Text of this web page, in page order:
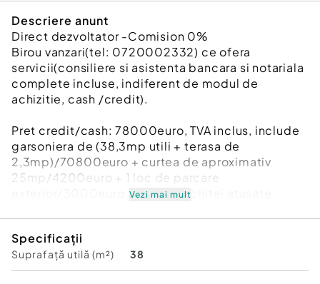
Descriere anunt
Direct dezvoltator -Comision 0%
Birou vanzari(tel: 0720002332) ce ofera
servicii(consiliere si asistenta bancara si notariala
complete incluse, indiferent de modul de
achizitie, cash /credit).
Pret credit/cash: 78000euro, TVA inclus, include
garsoniera de (38,3mp utili + terasa de
2,3mp)/70800euro + curtea de aproximativ
25mp/4200euro + 1 loc de parcare
exterior/3000euro, conform schitei atasate.
constructie, situat in zona semicentrala(S-V) din
Popești-Leordeni, avand termen de predare in
vara anului 2027.
Vezi mai mult
Specificații
Suprafață utilă (m²) 38